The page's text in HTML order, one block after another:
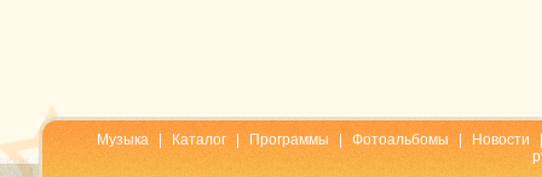
Музыка Каталог Программы Фотоальбомы Новости